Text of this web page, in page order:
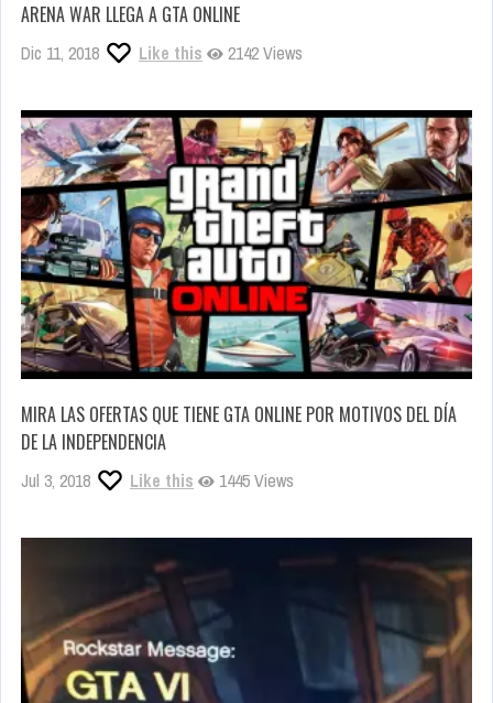
ARENA WAR LLEGA A GTA ONLINE
Dic 11, 2018 Like this 2142 Views
MIRA LAS OFERTAS QUE TIENE GTA ONLINE POR MOTIVOS DEL DÍA
DE LA INDEPENDENCIA
Jul 3, 2018 Like this 1445 Views